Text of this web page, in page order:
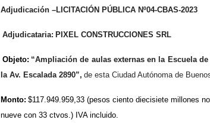
Adjudicación–LICITACIÓN PÚBLICA Nº04-CBAS-2023
Adjudicataria: PIXEL CONSTRUCCIONES SRL
Objeto: “Ampliación de aulas externas en la Escuela
la Av. Escalada 2890”, de esta Ciudad Autónoma de
Monto: $117.949.959,33 (pesos ciento diecisiete millones
nueve con 33 ctvos.) IVA incluido.